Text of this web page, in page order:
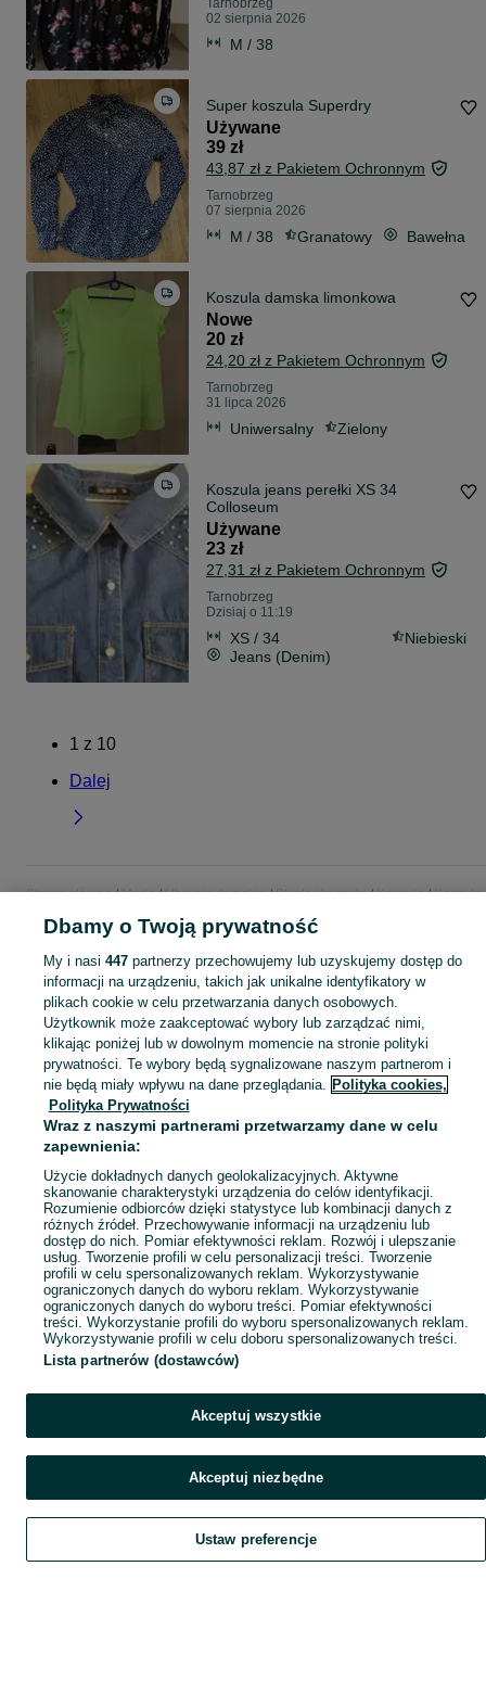
Tarnobrzeg
02 sierpnia 2026
M / 38
Super koszula Superdry
Używane
39 zł
43,87 zł z Pakietem Ochronnym
Tarnobrzeg
07 sierpnia 2026
M / 38 Granatowy Bawełna
Koszula damska limonkowa
Nowe
20 zł
24,20 zł z Pakietem Ochronnym
Tarnobrzeg
31 lipca 2026
Uniwersalny Zielony
Koszula jeans perełki XS 34
Colloseum
Używane
23 zł
27,31 zł z Pakietem Ochronnym
Tarnobrzeg
Dzisiaj o 11:19
XS / 34
Niebieski
Jeans (Denim)
1 z 10
Dalej
Strona główna Moda Ubrania damskie Bluzki i koszule Koszule
Koszule
KATEGORIA
Szeroki wybór koszul damskich Tarnobrzeg ▶️ bawełniane, oversize, w kratę i jedwabne ✅ Nowe i używane w atrakcyjnych cenach ✌ Znajdź oferty na OLX.pl! Zobacz
Mapa kategorii
Mapa miejscowości
Mapa ministron
Popularne wyszukiwania
Szukaj Obserwujesz Dodaj Czat Konto
Dbamy o Twoją prywatność
My i nasi 447partnerzy przechowujemy lub uzyskujemy dostęp do
informacji na urządzeniu, takich jak unikalne identyfikatory w
plikach cookie w celu przetwarzania danych osobowych.
Użytkownik może zaakceptować wybory lub zarządzać nimi,
klikając poniżej lub w dowolnym momencie na stronie polityki
prywatności. Te wybory będą sygnalizowane naszym partnerom i
nie będą miały wpływu na dane przeglądania. Polityka cookies,
Polityka Prywatności
Wraz z naszymi partnerami przetwarzamy dane w celu
zapewnienia:
Użycie dokładnych danych geolokalizacyjnych. Aktywne
skanowanie charakterystyki urządzenia do celów identyfikacji.
Rozumienie odbiorców dzięki statystyce lub kombinacji danych z
różnych źródeł. Przechowywanie informacji na urządzeniu lub
dostęp do nich. Pomiar efektywności reklam. Rozwój i ulepszanie
usług. Tworzenie profili w celu personalizacji treści. Tworzenie
profili w celu spersonalizowanych reklam. Wykorzystywanie
ograniczonych danych do wyboru reklam. Wykorzystywanie
ograniczonych danych do wyboru treści. Pomiar efektywności
treści. Wykorzystanie profili do wyboru spersonalizowanych reklam.
Wykorzystywanie profili w celu doboru spersonalizowanych treści.
Lista partnerów (dostawców)
Akceptuj wszystkie
Akceptuj niezbędne
Ustaw preferencje